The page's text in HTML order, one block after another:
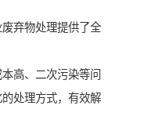
弃物处理提供了全
高、二次污染等问
处理方式，有效解